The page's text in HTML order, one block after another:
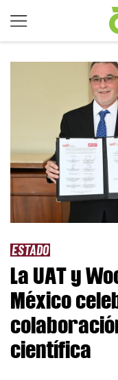
ESTADO
La UAT y
México
científica